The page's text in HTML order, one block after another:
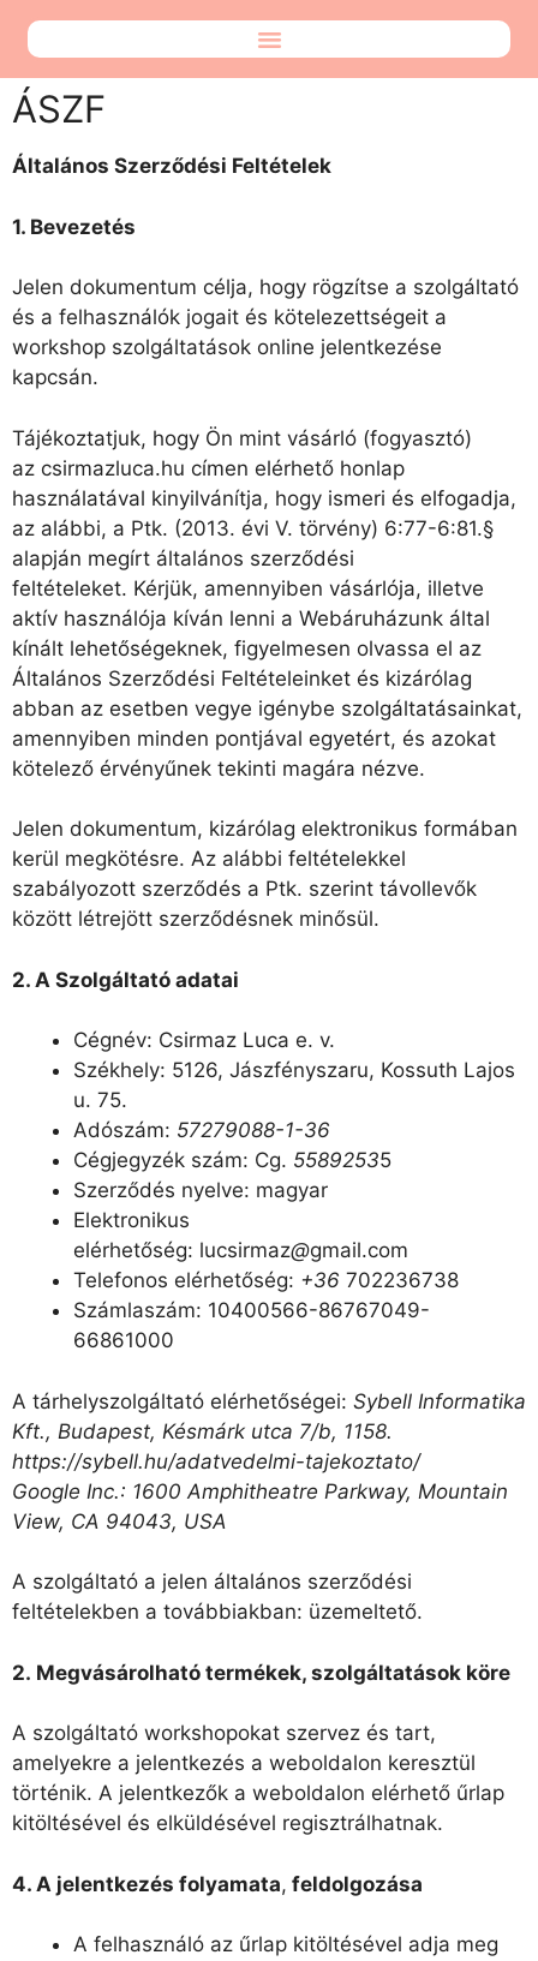
ÁSZF
Általános Szerződési Feltételek
1. Bevezetés
Jelen dokumentum célja, hogy rögzítse a szolgáltató
és a felhasználók jogait és kötelezettségeit a
workshop szolgáltatások online jelentkezése
kapcsán.
Tájékoztatjuk, hogy Ön mint vásárló (fogyasztó)
az csirmazluca.hu címen elérhető honlap
használatával kinyilvánítja, hogy ismeri és elfogadja,
az alábbi, a Ptk. (2013. évi V. törvény) 6:77-6:81.§
alapján megírt általános szerződési
feltételeket. Kérjük, amennyiben vásárlója, illetve
aktív használója kíván lenni a Webáruházunk által
kínált lehetőségeknek, figyelmesen olvassa el az
Általános Szerződési Feltételeinket és kizárólag
abban az esetben vegye igénybe szolgáltatásainkat,
amennyiben minden pontjával egyetért, és azokat
kötelező érvényűnek tekinti magára nézve.
Jelen dokumentum, kizárólag elektronikus formában
kerül megkötésre. Az alábbi feltételekkel
szabályozott szerződés a Ptk. szerint távollevők
között létrejött szerződésnek minősül.
2. A Szolgáltató adatai
Cégnév: Csirmaz Luca e. v.
Székhely: 5126, Jászfényszaru, Kossuth Lajos
u. 75.
Adószám: 57279088-1-36
Cégjegyzék szám: Cg. 55892535
Szerződés nyelve: magyar
Elektronikus
elérhetőség: lucsirmaz@gmail.com
Telefonos elérhetőség: +36 702236738
Számlaszám: 10400566-86767049-
66861000
A tárhelyszolgáltató elérhetőségei: Sybell Informatika
Kft., Budapest, Késmárk utca 7/b, 1158.
https://sybell.hu/adatvedelmi-tajekoztato/
Google Inc.: 1600 Amphitheatre Parkway, Mountain
View, CA 94043, USA
A szolgáltató a jelen általános szerződési
feltételekben a továbbiakban: üzemeltető.
2. Megvásárolható termékek, szolgáltatások köre
A szolgáltató workshopokat szervez és tart,
amelyekre a jelentkezés a weboldalon keresztül
történik. A jelentkezők a weboldalon elérhető űrlap
kitöltésével és elküldésével regisztrálhatnak.
4. A jelentkezés folyamata, feldolgozása
A felhasználó az űrlap kitöltésével adja meg